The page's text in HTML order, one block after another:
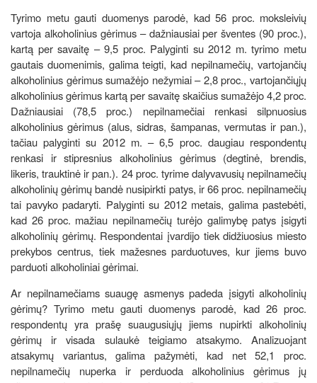
Tyrimo metu gauti duomenys parodė, kad 56 proc. moksleivių
vartoja alkoholinius gėrimus – dažniausiai per šventes (90 proc.),
kartą per savaitę – 9,5 proc. Palyginti su 2012 m. tyrimo metu
gautais duomenimis, galima teigti, kad nepilnamečių, vartojančių
alkoholinius gėrimus sumažėjo nežymiai – 2,8 proc., vartojančiųjų
alkoholinius gėrimus kartą per savaitę skaičius sumažėjo 4,2 proc.
Dažniausiai (78,5 proc.) nepilnamečiai renkasi silpnuosius
alkoholinius gėrimus (alus, sidras, šampanas, vermutas ir pan.),
tačiau palyginti su 2012 m. – 6,5 proc. daugiau respondentų
renkasi ir stipresnius alkoholinius gėrimus (degtinė, brendis,
likeris, trauktinė ir pan.). 24 proc. tyrime dalyvavusių nepilnamečių
alkoholinių gėrimų bandė nusipirkti patys, ir 66 proc. nepilnamečių
tai pavyko padaryti. Palyginti su 2012 metais, galima pastebėti,
kad 26 proc. mažiau nepilnamečių turėjo galimybę patys įsigyti
alkoholinių gėrimų. Respondentai įvardijo tiek didžiuosius miesto
prekybos centrus, tiek mažesnes parduotuves, kur jiems buvo
parduoti alkoholiniai gėrimai.
Ar nepilnamečiams suaugę asmenys padeda įsigyti alkoholinių
gėrimų? Tyrimo metu gauti duomenys parodė, kad 26 proc.
respondentų yra prašę suaugusiųjų jiems nupirkti alkoholinių
gėrimų ir visada sulaukė teigiamo atsakymo. Analizuojant
atsakymų variantus, galima pažymėti, kad net 52,1 proc.
nepilnamečių nuperka ir perduoda alkoholinius gėrimus jų